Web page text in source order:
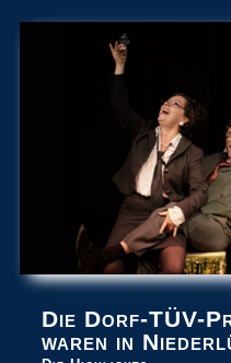
Die Dorf-TÜV-
waren in